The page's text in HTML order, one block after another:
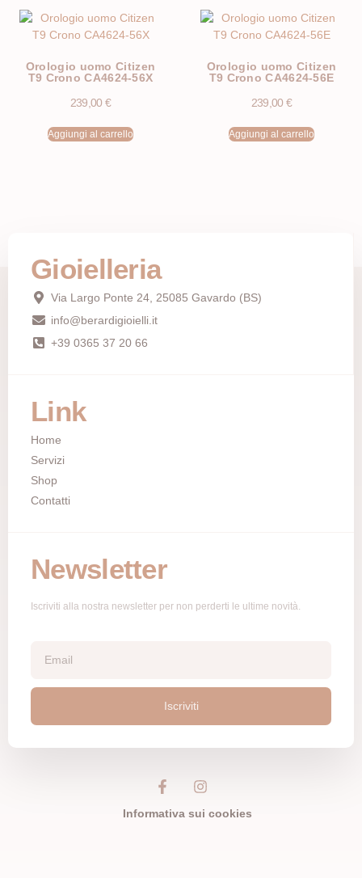
Orologio uomo Citizen
T9 Crono CA4624-56X
239,00 €
Aggiungi al carrello
Orologio uomo Citizen
T9 Crono CA4624-56E
239,00 €
Aggiungi al carrello
Gioielleria
Via Largo Ponte 24, 25085 Gavardo (BS)
info@berardigioielli.it
+39 0365 37 20 66
Link
Home
Servizi
Shop
Contatti
Newsletter
Iscriviti alla nostra newsletter per non perderti le ultime novità.
Iscriviti
Informativa sui cookies